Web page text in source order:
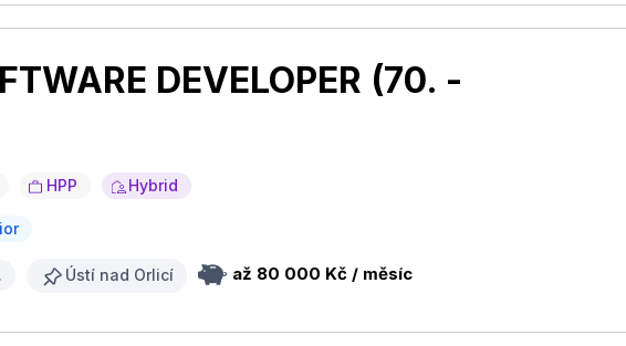
DEVELOPER (70. -
HPP Hybrid
Ústí nad Orlicí až 80 000 Kč / měsíc